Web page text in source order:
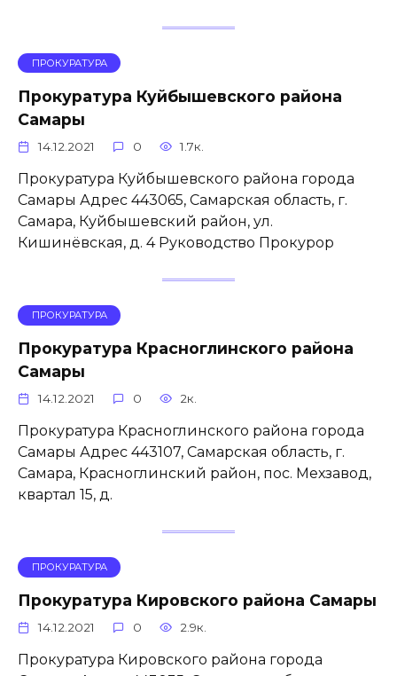
ПРОКУРАТУРА
Прокуратура Куйбышевского района
Самары
14.12.2021 0 1.7к.
Прокуратура Куйбышевского района города
Самары Адрес 443065, Самарская область, г.
Самара, Куйбышевский район, ул.
Кишинёвская, д. 4 Руководство Прокурор
ПРОКУРАТУРА
Прокуратура Красноглинского района
Самары
14.12.2021 0 2к.
Прокуратура Красноглинского района города
Самары Адрес 443107, Самарская область, г.
Самара, Красноглинский район, пос. Мехзавод,
квартал 15, д.
ПРОКУРАТУРА
Прокуратура Кировского района Самары
14.12.2021 0 2.9к.
Прокуратура Кировского района города